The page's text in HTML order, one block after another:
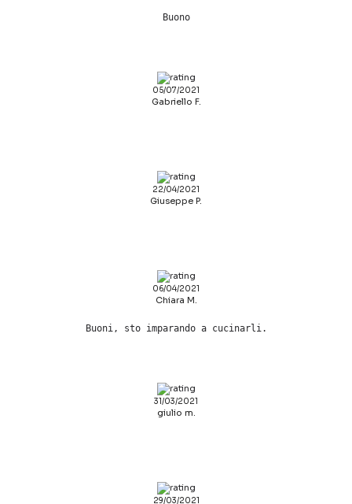
Buono
05/07/2021
Gabriello F.
22/04/2021
Giuseppe P.
06/04/2021
Chiara M.
Buoni, sto imparando a cucinarli.
31/03/2021
giulio m.
29/03/2021